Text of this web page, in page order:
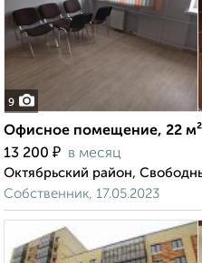
9
Офисное помещение, 22 м²
13 200 ₽ в месяц
Октябрьский район,
Собственник, 17.05.2023